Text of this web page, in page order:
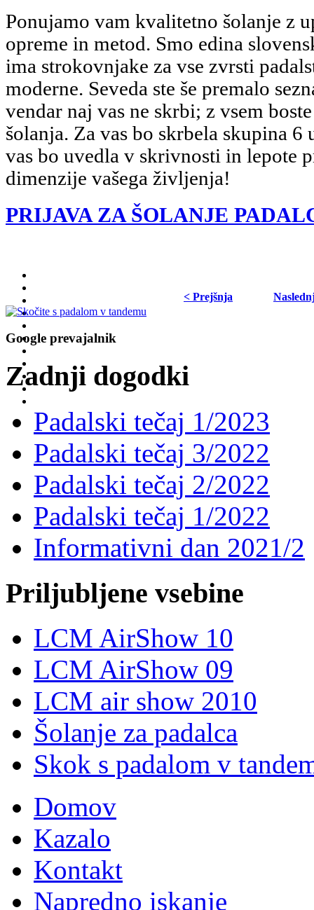
Ponujamo vam kvalitetno šolanje z
opreme in metod. Smo edina
ima strokovnjake za vse zvrsti
moderne. Seveda ste še premalo
vendar naj vas ne skrbi; z vsem
šolanja. Za vas bo skrbela skupina
vas bo uvedla v skrivnosti in lepote
dimenzije vašega življenja!
PRIJAVA ZA ŠOLANJE
< Prejšnja
Google prevajalnik
Zadnji dogodki
Padalski tečaj 1/2023
Padalski tečaj 3/2022
Padalski tečaj 2/2022
Padalski tečaj 1/2022
Informativni dan 2021/2
Priljubljene vsebine
LCM AirShow 10
LCM AirShow 09
LCM air show 2010
Šolanje za padalca
Skok s padalom v
Domov
Kazalo
Kontakt
Napredno iskanje